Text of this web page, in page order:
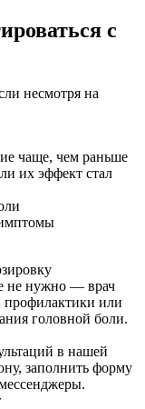
с
несмотря на
чаще, чем раньше
их эффект стал
не нужно — врач
профилактики или
головной боли.
в нашей
заполнить форму